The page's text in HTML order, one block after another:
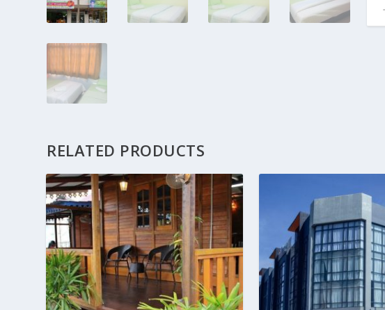
RELATED PRODUCTS